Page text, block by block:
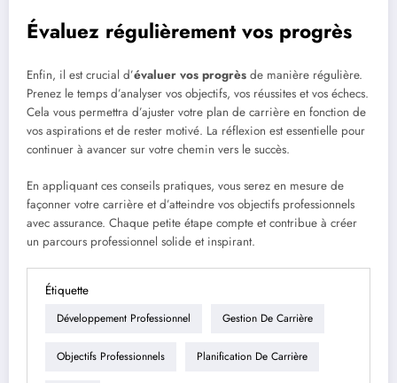
Évaluez régulièrement vos progrès
Enfin, il est crucial d’évaluer vos progrès de manière régulière.
Prenez le temps d’analyser vos objectifs, vos réussites et vos échecs.
Cela vous permettra d’ajuster votre plan de carrière en fonction de
vos aspirations et de rester motivé. La réflexion est essentielle pour
continuer à avancer sur votre chemin vers le succès.
En appliquant ces conseils pratiques, vous serez en mesure de
façonner votre carrière et d’atteindre vos objectifs professionnels
avec assurance. Chaque petite étape compte et contribue à créer
un parcours professionnel solide et inspirant.
Étiquette
Développement Professionnel Gestion De Carrière
Objectifs Professionnels Planification De Carrière